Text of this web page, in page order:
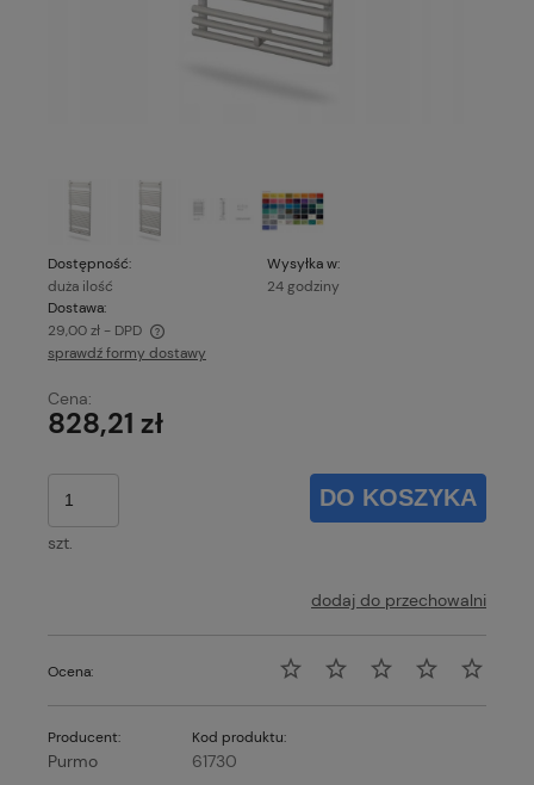
Dostępność:
duża ilość
Wysyłka w:
24 godziny
Dostawa:
29,00 zł - DPD
Cena nie zawiera ewentualnych kosztów płatności
sprawdź formy dostawy
Cena:
828,21 zł
szt.
DO KOSZYKA
dodaj do przechowalni
Ocena:
Producent:
Purmo
Kod produktu:
61730